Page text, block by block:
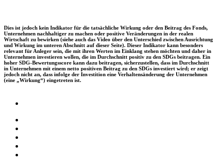
Dies ist jedoch kein Indikator für die tatsächliche Wirkung oder den Beitrag des Fonds,
Unternehmen nachhaltiger zu machen oder positive Veränderungen in der realen
Wirtschaft zu bewirken (siehe auch das Video über den Unterschied zwischen Ausrichtung
und Wirkung im unteren Abschnitt auf dieser Seite). Dieser Indikator kann besonders
relevant für Anleger sein, die mit ihren Werten im Einklang stehen möchten und daher in
Unternehmen investieren wollen, die im Durchschnitt positiv zu den SDGs beitragen. Ein
hoher SDG-Bewertungsscore kann dazu beitragen, sicherzustellen, dass im Durchschnitt
in Unternehmen mit einem netto positiven Beitrag zu den SDGs investiert wird; er zeigt
jedoch nicht an, dass infolge der Investition eine Verhaltensänderung der Unternehmen
(eine „Wirkung“) eingetreten ist.